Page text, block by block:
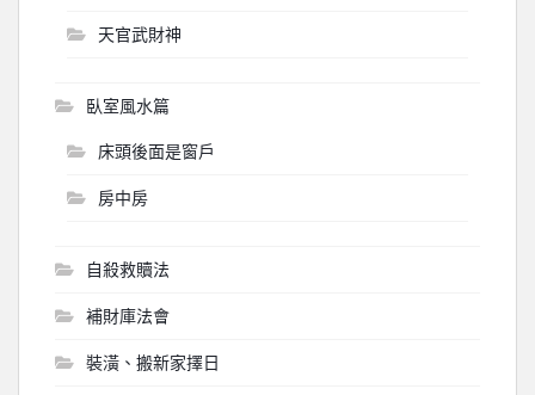
天官武財神
臥室風水篇
床頭後面是窗戶
房中房
自殺救贖法
補財庫法會
裝潢、搬新家擇日